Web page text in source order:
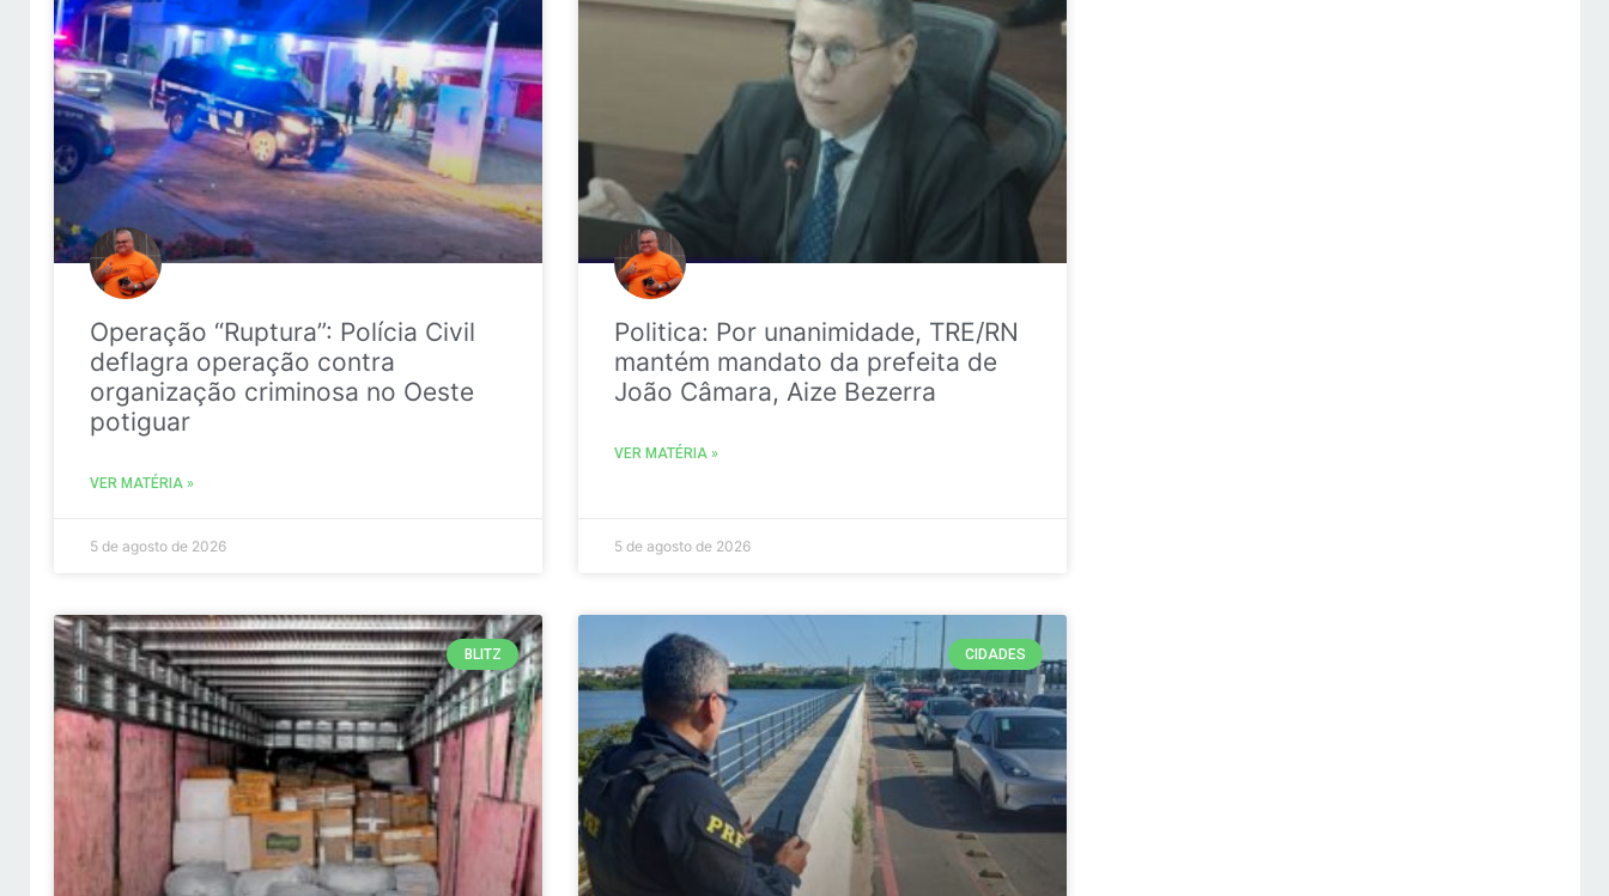
Operação “Ruptura”: Polícia Civil
deflagra operação contra
organização criminosa no Oeste
potiguar
VER MATÉRIA »
5 de agosto de 2026
Politica: Por unanimidade, TRE/RN
mantém mandato da prefeita de
João Câmara, Aize Bezerra
VER MATÉRIA »
5 de agosto de 2026
BLITZ CIDADES